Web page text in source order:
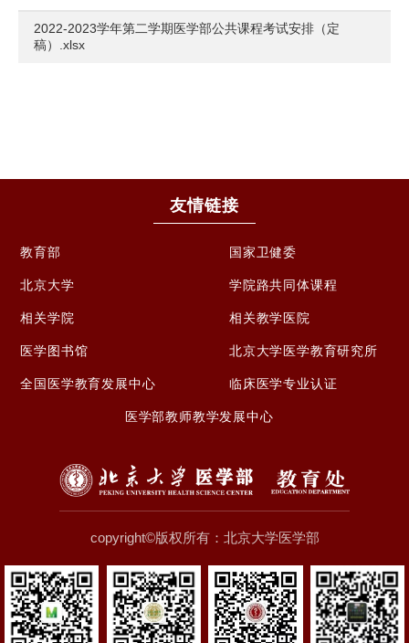
2022-2023学年第二学期医学部公共课程考试安排（定
稿）.xlsx
友情链接
教育部 国家卫健委
北京大学 学院路共同体课程
相关学院 相关教学医院
医学图书馆 北京大学医学教育研究所
全国医学教育发展中心 临床医学专业认证
医学部教师教学发展中心
copyright©版权所有：北京大学医学部